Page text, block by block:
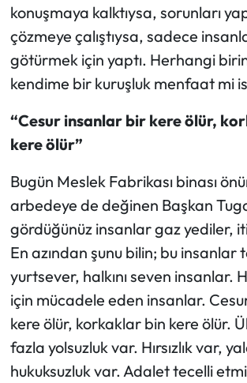
konuşmaya kalktıysa, sorunları
çözmeye çalıştıysa, sadece
götürmek için yaptı. Herhangi
kendime bir kuruşluk menfaat mi
“Cesur insanlar bir kere ölür,
kere ölür”
Bugün Meslek Fabrikası binası
arbedeye de değinen Başkan
gördüğünüz insanlar gaz yediler,
En azından şunu bilin; bu insanlar
yurtsever, halkını seven insanlar.
için mücadele eden insanlar.
kere ölür, korkaklar bin kere ölür.
fazla yolsuzluk var. Hırsızlık var,
hukuksuzluk var. Adalet tecelli